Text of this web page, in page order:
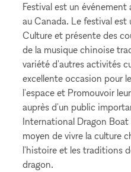
Festival est un
au Canada. Le festival
Culture et présente des
de la musique chinoise
variété d'autres activités
excellente occasion pour
l'espace et Promouvoir
auprès d'un public
International Dragon Boat
moyen de vivre la culture
l'histoire et les traditions
dragon.